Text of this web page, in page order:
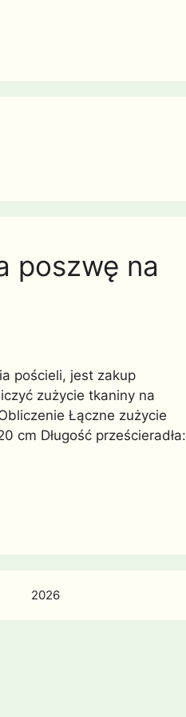
poszwę na
pościeli, jest zakup
zużycie tkaniny na
Łączne zużycie
cm Długość prześcieradła:
2026